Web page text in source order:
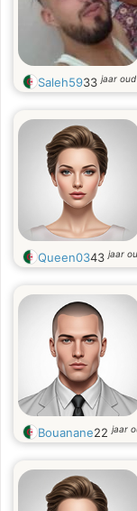
Saleh5933jaar oud
Queen0343jaar
Bouanane22jaar